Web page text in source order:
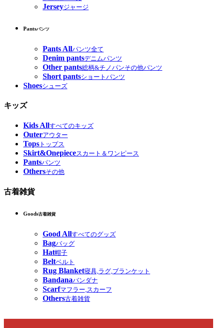
Jerseyジャージ
Pantsパンツ
Pants Allパンツ全て
Denim pantsデニムパンツ
Other pants総柄&チノパンその他パンツ
Short pantsショートパンツ
Shoesシューズ
キッズ
Kids Allすべてのキッズ
Outerアウター
Tops トップス
Skirt&Onepieceスカート＆ワンピース
Pantsパンツ
Othersその他
古着雑貨
Goods古着雑貨
Good Allすべてのグッズ
Bagバッグ
Hat帽子
Beltベルト
Rug Blanket寝具,ラグ,ブランケット
Bandanaバンダナ
Scarfマフラー,スカーフ
Others古着雑貨